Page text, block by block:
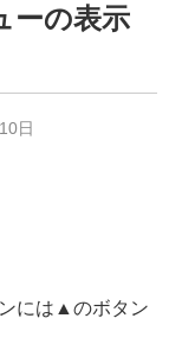
ーの表示
日
には▲のボタン